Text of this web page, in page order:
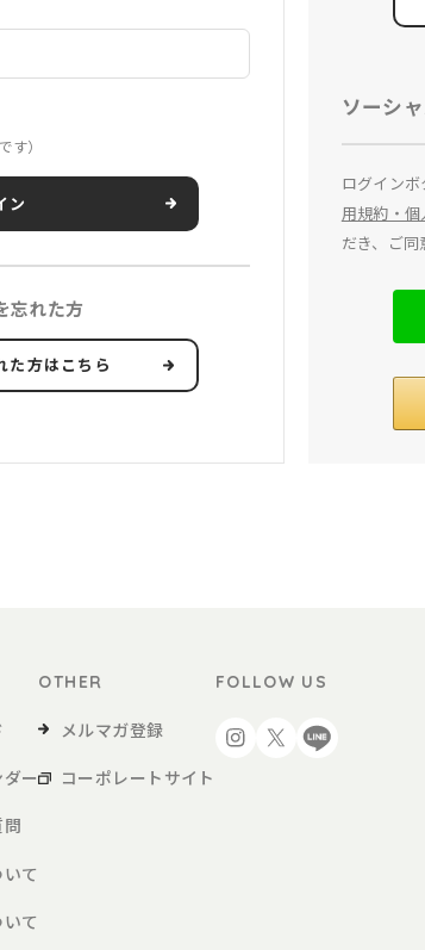
す）
ン
忘れた方
た方はこちら
ソーシ
ログイン
用規約・
だき、ご同
ダー
て
て
OTHER
メルマガ登録
コーポレートサイト
FOLLOW US